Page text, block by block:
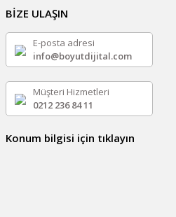
BİZE ULAŞIN
E-posta adresi
info@boyutdijital.com
Müşteri Hizmetleri
0212 236 84 11
Konum bilgisi için tıklayın